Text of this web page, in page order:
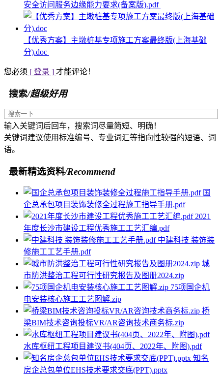
安全访问服务边缘能力要求(备案版).pdf
【优秀方案】主墩桩基专项施工方案最终版(上海基础
分).doc
您必须 [ 登录 ] 才能评论！
搜索/超级好用
输入关键词后回车，搜索词尽量简短、明确！
关键词建议使用标准编号、专业词汇等指向性较强的短语、词
语。
最新精选资料/Recommend
国
企总承包项目装饰装修全过程施工指导手册.pdf
2021
年度长沙市建设工程优秀施工工艺汇编.pdf
中建科技 装饰装
修施工工艺手册.pdf
城
市防洪整治工程可行性研究报告及图册2024.zip
75项国企机
电安装核心施工工艺图解.zip
桥
梁BIM技术咨询投标VR/AR咨询技术商务标.zip
水库枢纽工程项目建议书(404页、2022年、附图).pdf
知名
房企总包单位EHS技术要求交底(PPT).pptx